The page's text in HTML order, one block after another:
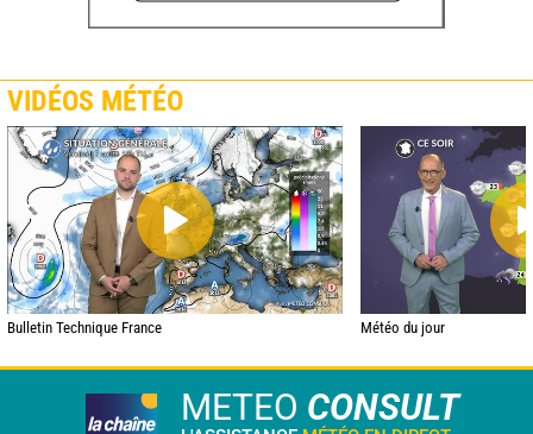
VIDÉOS MÉTÉO
Bulletin Technique France Météo du jour
METEO CONSULT